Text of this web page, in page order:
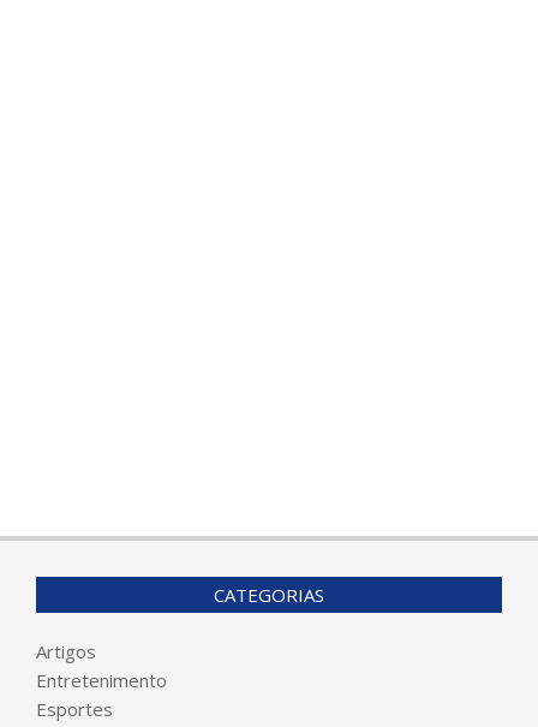
CATEGORIAS
Artigos
Entretenimento
Esportes